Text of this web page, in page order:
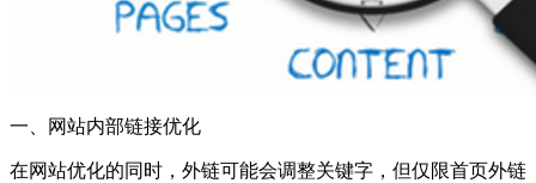
一、网站内部链接优化
在网站优化的同时，外链可能会调整关键字，但仅限首页外链